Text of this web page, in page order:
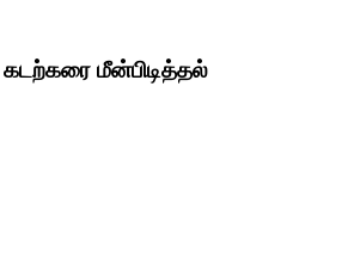
மீன்பிடித்தல்